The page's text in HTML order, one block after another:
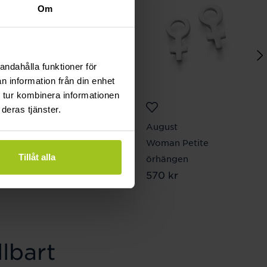
Om
funktioner för
information från din enhet
kombinera informationen
tjänster.
Tillåt alla
Two Hearts Major
halsband
Pris:1 610 kr
1 610 kr
August
Woman Petite
örhängen
Pris:570 kr
570 kr